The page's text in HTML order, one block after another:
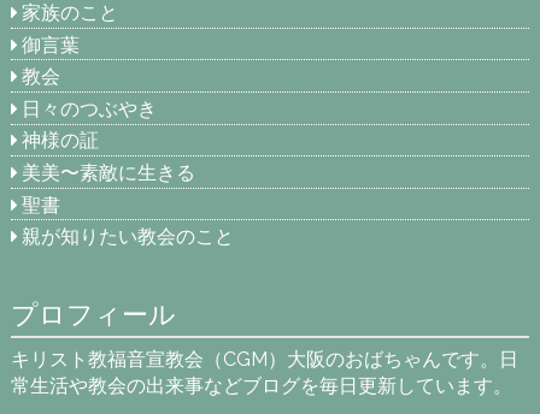
家族のこと
御言葉
教会
日々のつぶやき
神様の証
美美〜素敵に生きる
聖書
親が知りたい教会のこと
プロフィール
キリスト教福音宣教会（CGM）大阪のおばちゃんです。日
常生活や教会の出来事などブログを毎日更新しています。